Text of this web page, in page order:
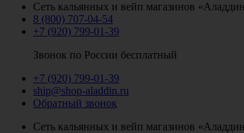
Сеть кальянных и вейп магазинов
8 (800) 707-04-54
+7 (920) 799-01-39
Звонок по России бесплатный
+7 (920) 799-01-39
ship@shop-aladdin.ru
Обратный звонок
Сеть кальянных и вейп магазинов